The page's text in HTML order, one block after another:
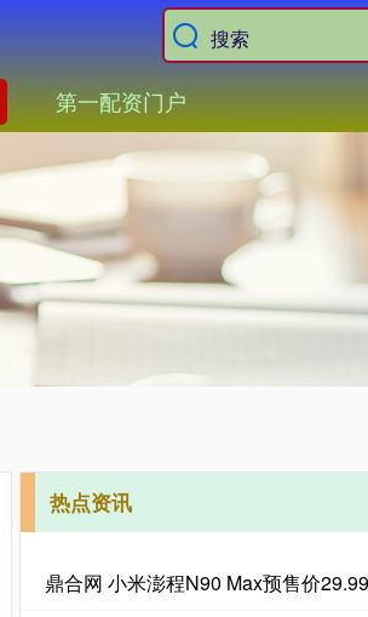
第一配资门户
热点资讯
鼎合网 小米澎程N90 Max预售价